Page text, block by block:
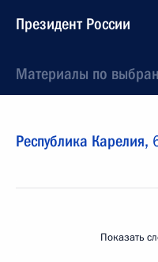
Президент России
Материалы по
Республика Карелия,
Показать